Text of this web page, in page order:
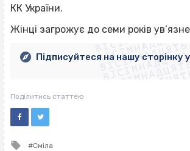
КК України.
Жінці загрожує до семи років
Підписуйтеся на нашу сторінку
Поділитись статтею
Tagged
Сміла